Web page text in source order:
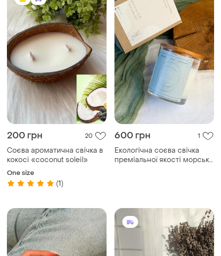
200 грн 20
Соєва ароматична свічка в
кокосі «coconut soleil»
One size
(1)
600 грн 1
Екологічна соєва свічка
преміальної якості морська